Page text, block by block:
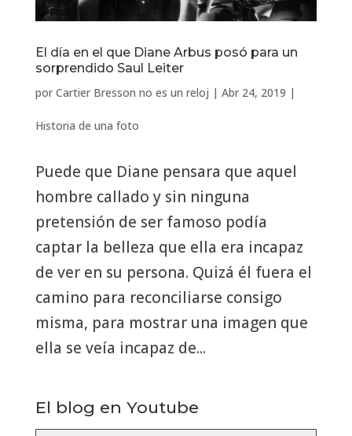
El día en el que Diane Arbus posó para un
sorprendido Saul Leiter
por Cartier Bresson no es un reloj | Abr 24, 2019 |
Historia de una foto
Puede que Diane pensara que aquel
hombre callado y sin ninguna
pretensión de ser famoso podía
captar la belleza que ella era incapaz
de ver en su persona. Quizá él fuera el
camino para reconciliarse consigo
misma, para mostrar una imagen que
ella se veía incapaz de...
El blog en Youtube